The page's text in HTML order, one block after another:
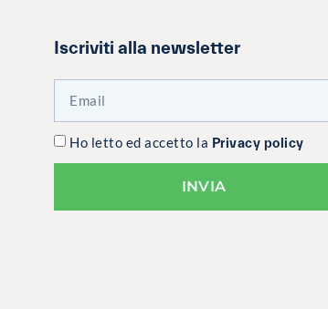
Iscriviti alla newsletter
Ho letto ed accetto la Privacy policy
INVIA